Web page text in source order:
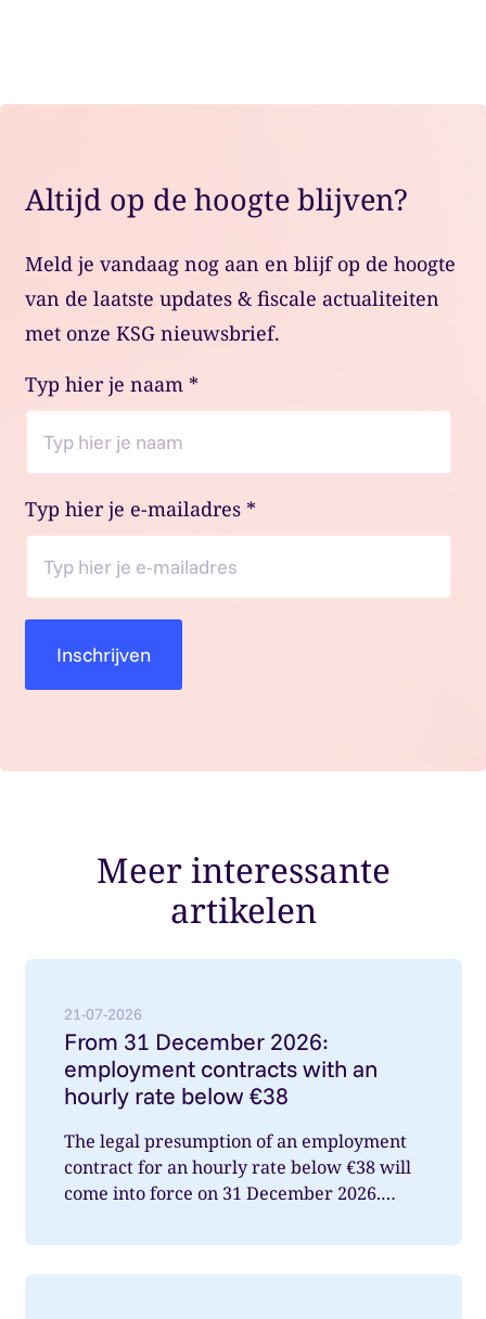
Altijd op de hoogte blijven?
Meld je vandaag nog aan en blijf op de hoogte
van de laatste updates & fiscale actualiteiten
met onze KSG nieuwsbrief.
Typ hier je naam *
Typ hier je e-mailadres *
Meer interessante
artikelen
21-07-2026
From 31 December 2026:
employment contracts with an
hourly rate below €38
The legal presumption of an employment
contract for an hourly rate below €38 will
come into force on 31 December 2026.